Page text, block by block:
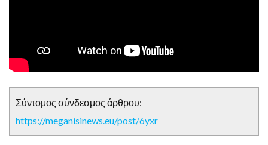
Σύντομος σύνδεσμος άρθρου:
https://meganisinews.eu/post/6yxr